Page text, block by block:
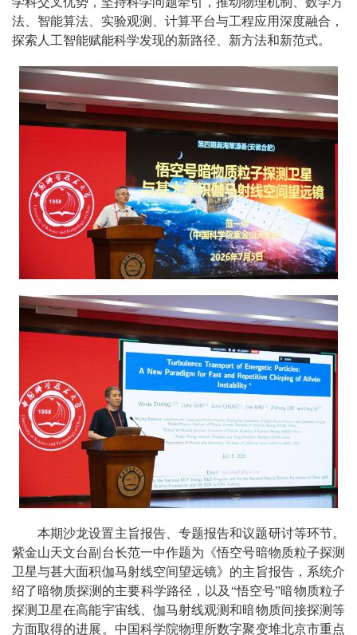
法、智能算法、实验观测、计算平台与工程应用深度融合，
探索人工智能赋能科学发现的新路径、新方法和新范式。
本期沙龙设置主旨报告、专题报告和议题研讨等环节。
紫金山天文台副台长范一中作题为《悟空号暗物质粒子探测
卫星与甚大面积伽马射线空间望远镜》的主旨报告，系统介
绍了暗物质探测的主要科学路径，以及“悟空号”暗物质粒子
探测卫星在高能宇宙线、伽马射线观测和暗物质间接探测等
方面取得的进展。中国科学院物理所数字聚变堆北京市重点